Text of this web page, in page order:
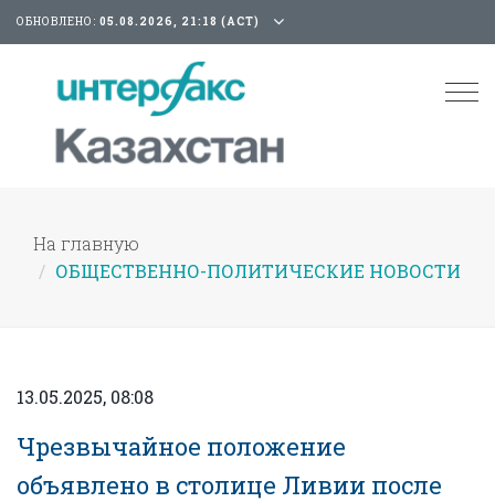
ОБНОВЛЕНО: 05.08.2026, 21:18 (АСТ)
На главную
ОБЩЕСТВЕННО-ПОЛИТИЧЕСКИЕ НОВОСТИ
13.05.2025, 08:08
Чрезвычайное положение
объявлено в столице Ливии после